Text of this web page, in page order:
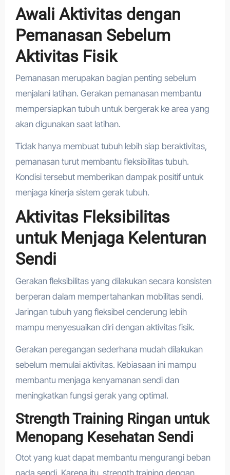
Awali Aktivitas dengan
Pemanasan Sebelum
Aktivitas Fisik
Pemanasan merupakan bagian penting sebelum
menjalani latihan. Gerakan pemanasan membantu
mempersiapkan tubuh untuk bergerak ke area yang
akan digunakan saat latihan.
Tidak hanya membuat tubuh lebih siap beraktivitas,
pemanasan turut membantu fleksibilitas tubuh.
Kondisi tersebut memberikan dampak positif untuk
menjaga kinerja sistem gerak tubuh.
Aktivitas Fleksibilitas
untuk Menjaga Kelenturan
Sendi
Gerakan fleksibilitas yang dilakukan secara konsisten
berperan dalam mempertahankan mobilitas sendi.
Jaringan tubuh yang fleksibel cenderung lebih
mampu menyesuaikan diri dengan aktivitas fisik.
Gerakan peregangan sederhana mudah dilakukan
sebelum memulai aktivitas. Kebiasaan ini mampu
membantu menjaga kenyamanan sendi dan
meningkatkan fungsi gerak yang optimal.
Strength Training Ringan untuk
Menopang Kesehatan Sendi
Otot yang kuat dapat membantu mengurangi beban